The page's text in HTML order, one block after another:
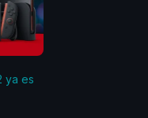
ya es